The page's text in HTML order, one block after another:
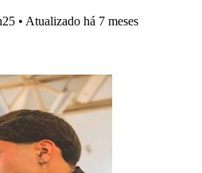
• Atualizado há 7 meses